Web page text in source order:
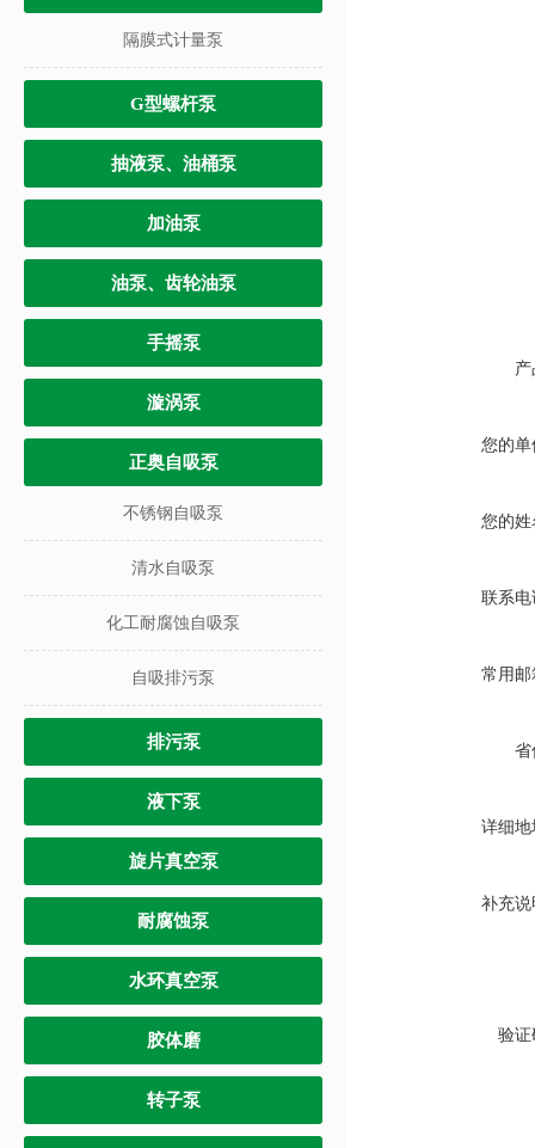
隔膜式计量泵
G型螺杆泵
抽液泵、油桶泵
加油泵
油泵、齿轮油泵
手摇泵
漩涡泵
正奥自吸泵
不锈钢自吸泵
清水自吸泵
化工耐腐蚀自吸泵
自吸排污泵
排污泵
液下泵
旋片真空泵
耐腐蚀泵
水环真空泵
胶体磨
转子泵
您的单
您的姓
联系电
常用邮
省
详细地
补充说
验证